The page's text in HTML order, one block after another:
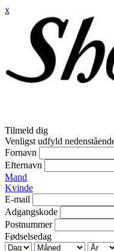
x
Tilmeld dig
Venligst udfyld
Fornavn
Efternavn
Mand
Kvinde
E-mail
Adgangskode
Postnummer
Fødselsedag